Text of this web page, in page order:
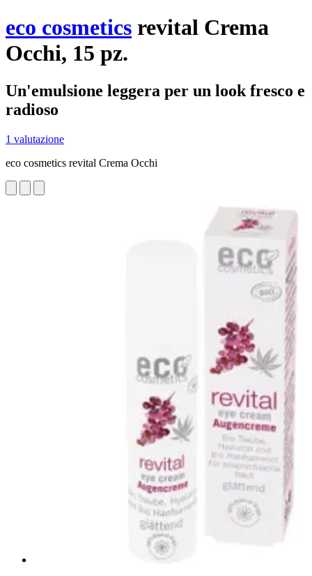
eco cosmetics revital Crema
Occhi, 15 pz.
Un'emulsione leggera per un look fresco e
radioso
1 valutazione
eco cosmetics revital Crema Occhi